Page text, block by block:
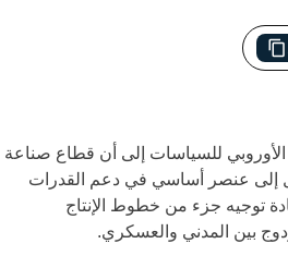
السيارات قد تصبح دعامة
للسياسات إلى أن قطاع صناعة
إلى عنصر أساسي في دعم القدرات
توجيه جزء من خطوط الإنتاج
بين المدني والعسكري.